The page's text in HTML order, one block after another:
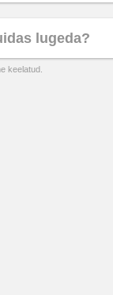
lugeda?
keelatud.